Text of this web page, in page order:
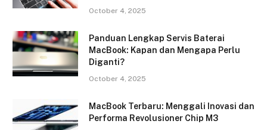
October 4, 2025
Panduan Lengkap Servis Baterai
MacBook: Kapan dan Mengapa Perlu
Diganti?
October 4, 2025
MacBook Terbaru: Menggali Inovasi dan
Performa Revolusioner Chip M3